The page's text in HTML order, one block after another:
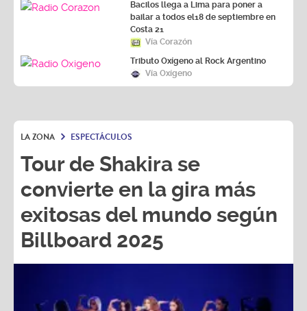
Bacilos llega a Lima para poner a
bailar a todos el18 de septiembre en
Costa 21
Vía Corazón
Tributo Oxígeno al Rock Argentino
Vía Oxígeno
LA ZONA ESPECTÁCULOS
Tour de Shakira se
convierte en la gira más
exitosas del mundo según
Billboard 2025